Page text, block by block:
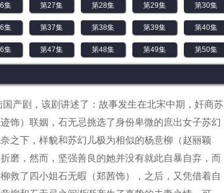
集 第27集 第28集 第29集 第30集
集 第37集 第38集 第39集 第40集
集 第47集 第48集 第49集 第50集
产剧，该剧讲述了：故事发生在北宋中期，奸商苏
饰）联姻，石无忌挑选了身份卑微的庶出女子苏幻
之下，样貌和苏幻儿极为相似的杨意柳（赵丽颖
磨，然而，坚强善良的她并没有就此自暴自弃，而
救了四小姐石无暇（郑茜饰），之后，又凭借着自